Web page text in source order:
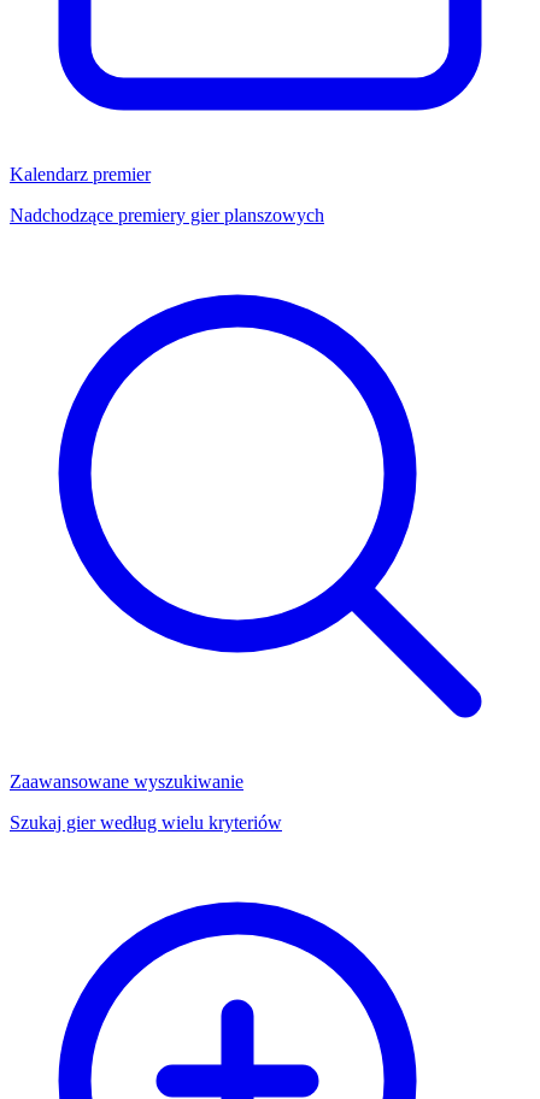
Kalendarz premier
Nadchodzące premiery gier planszowych
Zaawansowane wyszukiwanie
Szukaj gier według wielu kryteriów